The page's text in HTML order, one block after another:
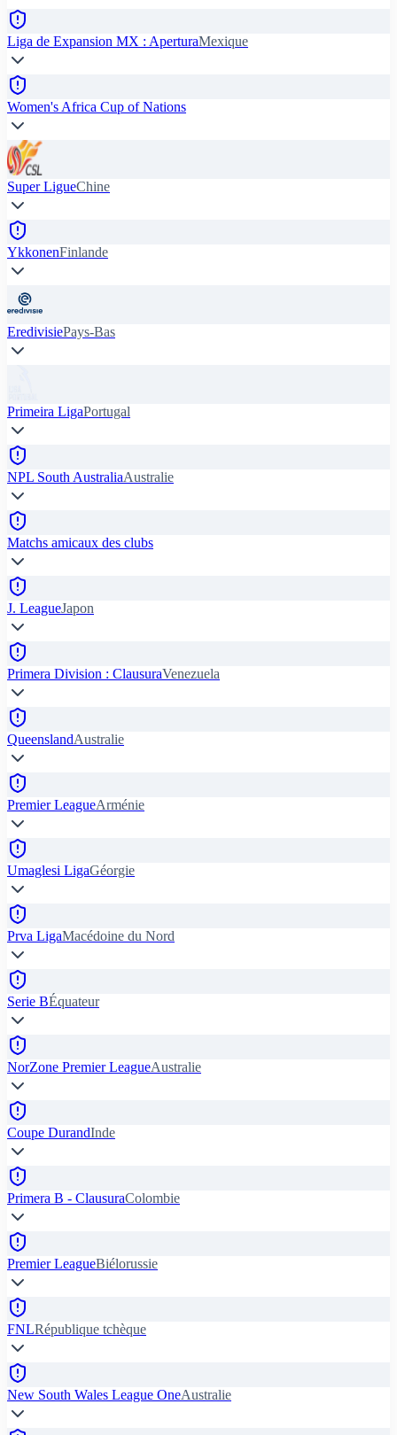
Liga de Expansion MX : AperturaMexique
Women's Africa Cup of Nations
Super LigueChine
YkkonenFinlande
EredivisiePays-Bas
Primeira LigaPortugal
NPL South AustraliaAustralie
Matchs amicaux des clubs
J. LeagueJapon
Primera Division : ClausuraVenezuela
QueenslandAustralie
Premier LeagueArménie
Umaglesi LigaGéorgie
Prva LigaMacédoine du Nord
Serie BÉquateur
NorZone Premier LeagueAustralie
Coupe DurandInde
Primera B - ClausuraColombie
Premier LeagueBiélorussie
FNLRépublique tchèque
New South Wales League OneAustralie